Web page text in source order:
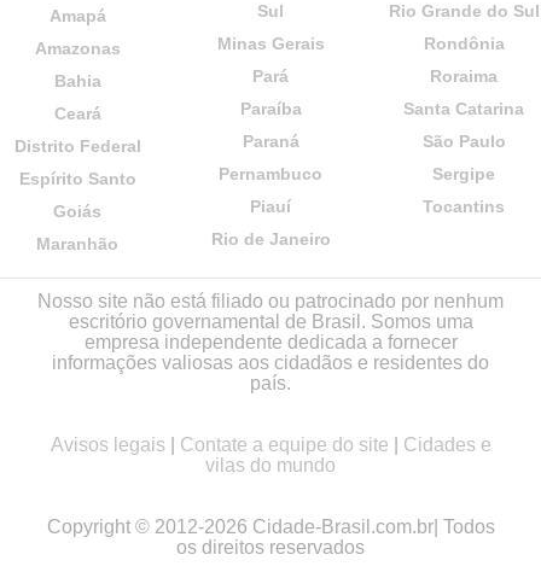
Amapá
Amazonas
Bahia
Ceará
Distrito Federal
Espírito Santo
Goiás
Maranhão
Sul
Minas Gerais
Pará
Paraíba
Paraná
Pernambuco
Piauí
Rio de Janeiro
Rio Grande do Sul
Rondônia
Roraima
Santa Catarina
São Paulo
Sergipe
Tocantins
Nosso site não está filiado ou patrocinado por nenhum
escritório governamental de Brasil. Somos uma
empresa independente dedicada a fornecer
informações valiosas aos cidadãos e residentes do
país.
Avisos legais Contate a equipe do site
Cidades e
vilas do mundo
Copyright © 2012-2026 Cidade-Brasil.com.br| Todos
os direitos reservados